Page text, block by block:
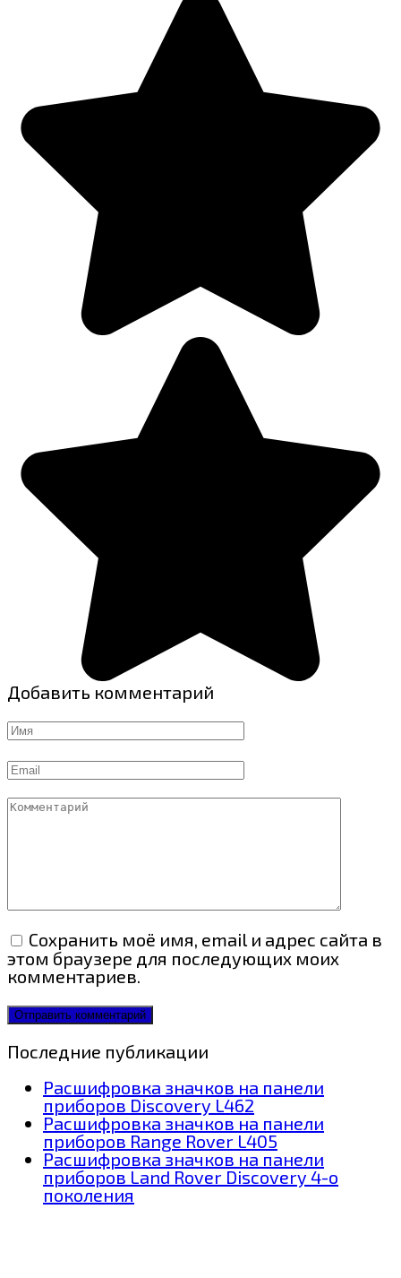
Добавить комментарий
Имя
Email
Комментарий
Сохранить моё имя, email и адрес сайта в
этом браузере для последующих моих
комментариев.
Последние публикации
Расшифровка значков на панели
приборов Discovery L462
Расшифровка значков на панели
приборов Range Rover L405
Расшифровка значков на панели
приборов Land Rover Discovery 4-о
поколения